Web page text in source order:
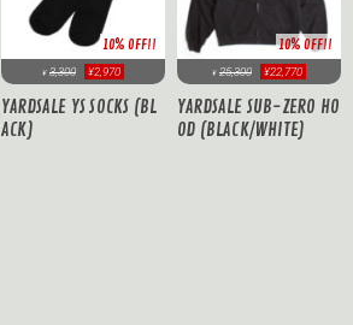
10% OFF!!
¥ 3,300 ¥2,970
YARDSALE YS SOCKS (BL
ACK)
10% OFF!!
¥ 25,300 ¥22,770
YARDSALE SUB-ZERO HO
OD (BLACK/WHITE)